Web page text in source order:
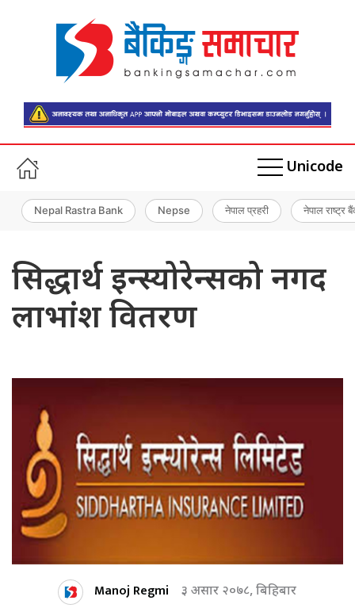
Unicode
Nepal Rastra Bank Nepse नेपाल प्रहरी नेपाल राष्ट्र
सिद्धार्थ इन्स्योरेन्सको नगद
लाभांश वितरण
Manoj Regmi ३ असार २०७८, बिहिबार